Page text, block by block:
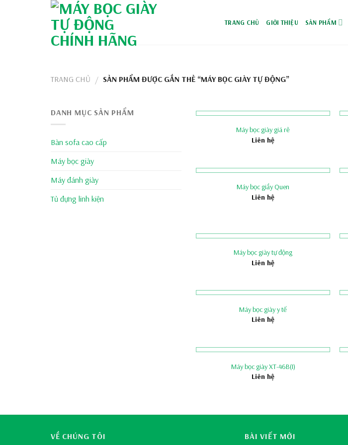
TRANG CHỦ GIỚI THIỆU SẢN PHẨM
TRANG CHỦ / SẢN PHẨM ĐƯỢC GẮN THẺ “MÁY BỌC GIÀY TỰ ĐỘNG”
DANH MỤC SẢN PHẨM
Bàn sofa cao cấp
Máy bọc giày
Máy đánh giày
Tủ đựng linh kiện
Máy bọc giày giá rẻ
Liên hệ
Máy bọc giầy Quen
Liên hệ
Máy bọc giày tự động
Liên hệ
Máy bọc giày y tế
Liên hệ
Máy bọc giày XT-46B(I)
Liên hệ
VỀ CHÚNG TÔI BÀI VIẾT MỚI